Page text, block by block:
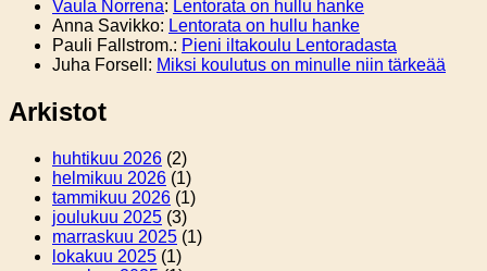
Vaula Norrena: Lentorata on hullu hanke
Anna Savikko: Lentorata on hullu hanke
Pauli Fallstrom.: Pieni iltakoulu Lentoradasta
Juha Forsell : Miksi koulutus on minulle niin tärkeää
Arkistot
huhtikuu 2026 (2)
helmikuu 2026 (1)
tammikuu 2026 (1)
joulukuu 2025 (3)
marraskuu 2025 (1)
lokakuu 2025 (1)